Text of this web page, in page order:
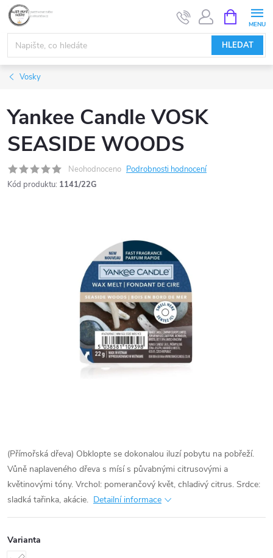
Přejít
obsah
HLEDAT
NÁKUPNÍ
KOŠÍK
Vosky
Yankee Candle VOSK
SEASIDE WOODS
Neohodnoceno Podrobnosti hodnocení
Kód produktu: 1141/22G
(Přímořská dřeva) Obklopte se dokonalou iluzí pobytu na pobřeží.
Vůně naplaveného dřeva s mísí s půvabnými citrusovými a
květinovými tóny. Vrchol: pomerančový květ, chladivý citrus. Srdce:
sladká tařinka, akácie. Detailní informace
Varianta